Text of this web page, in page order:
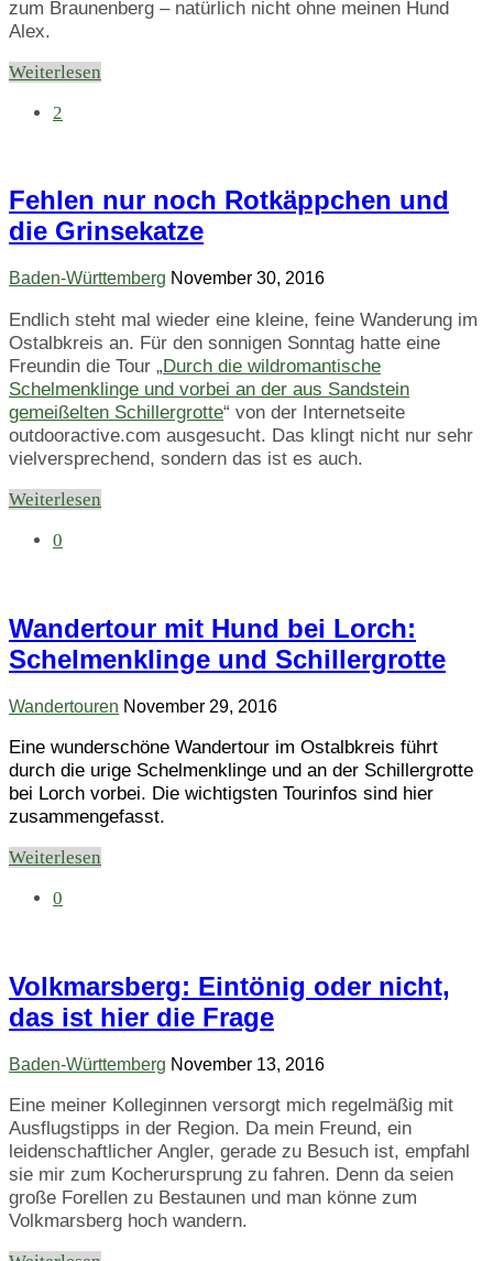
zum Braunenberg – natürlich nicht ohne meinen Hund
Alex.
Weiterlesen
2
Fehlen nur noch Rotkäppchen und
die Grinsekatze
Baden-Württemberg November 30, 2016
Endlich steht mal wieder eine kleine, feine Wanderung im
Ostalbkreis an. Für den sonnigen Sonntag hatte eine
Freundin die Tour „Durch die wildromantische
Schelmenklinge und vorbei an der aus Sandstein
gemeißelten Schillergrotte“ von der Internetseite
outdooractive.com ausgesucht. Das klingt nicht nur sehr
vielversprechend, sondern das ist es auch.
Weiterlesen
0
Wandertour mit Hund bei Lorch:
Schelmenklinge und Schillergrotte
Wandertouren November 29, 2016
Eine wunderschöne Wandertour im Ostalbkreis führt
durch die urige Schelmenklinge und an der Schillergrotte
bei Lorch vorbei. Die wichtigsten Tourinfos sind hier
zusammengefasst.
Weiterlesen
0
Volkmarsberg: Eintönig oder nicht,
das ist hier die Frage
Baden-Württemberg November 13, 2016
Eine meiner Kolleginnen versorgt mich regelmäßig mit
Ausflugstipps in der Region. Da mein Freund, ein
leidenschaftlicher Angler, gerade zu Besuch ist, empfahl
sie mir zum Kocherursprung zu fahren. Denn da seien
große Forellen zu Bestaunen und man könne zum
Volkmarsberg hoch wandern.